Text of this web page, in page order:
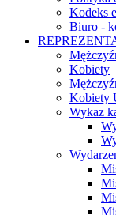
Kodeks
Biuro -
Kobiety
Kobiety
Wykaz